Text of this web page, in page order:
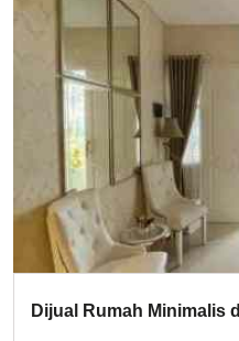
Dijual Rumah Minimalis